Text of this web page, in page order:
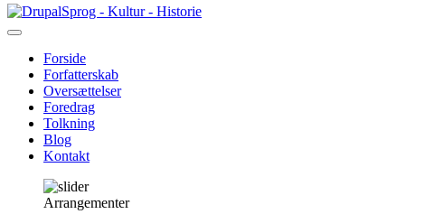
Gå
til
Sprog - Kultur - Historie
Primær
navigation
Forside
Forfatterskab
Oversættelser
Foredrag
Tolkning
Blog
Kontakt
Arrangementer